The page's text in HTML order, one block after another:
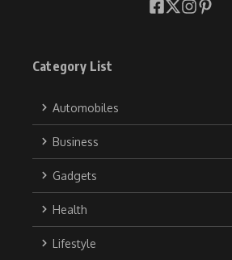
Category List
Automobiles
Business
Gadgets
Health
Lifestyle